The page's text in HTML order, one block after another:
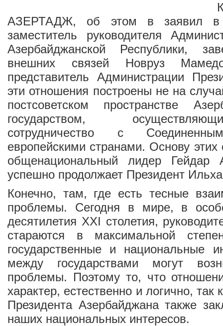
АЗЕРТАДЖ, об этом в заявил в
заместитель руководителя
Азербайджанской Республики,
внешних связей Новруз
представитель Администрации
эти отношения построены не на
постсоветском пространстве
государством,
сотрудничество с
европейскими странами. Основу
общенациональный лидер Гейдар
успешно продолжает Президент
Конечно, там, где есть тесные
проблемы. Сегодня в мире, в
десятилетия ХХI столетия,
стараются в максимальной
государственные и национальные
между государствами могут
проблемы. Поэтому то, что
характер, естественно и логично, так
Президента Азербайджана также
наших национальных интересов.